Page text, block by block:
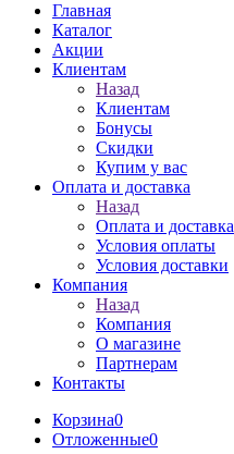
Главная
Каталог
Акции
Клиентам
Назад
Клиентам
Бонусы
Скидки
Купим у вас
Оплата и доставка
Назад
Оплата и доставка
Условия оплаты
Условия доставки
Компания
Назад
Компания
О магазине
Партнерам
Контакты
Корзина0
Отложенные0